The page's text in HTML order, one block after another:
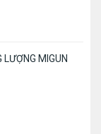
LƯỢNG MIGUN